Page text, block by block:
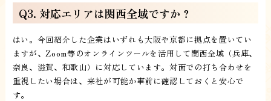
Q3. 対応エリアは関西全域ですか？
はい。今回紹介した企業はいずれも大阪や京都に拠点を置いてい
ますが、Zoom等のオンラインツールを活用して関西全域（兵庫、
奈良、滋賀、和歌山）に対応しています。対面での打ち合わせを
重視したい場合は、来社が可能か事前に確認しておくと安心で
す。